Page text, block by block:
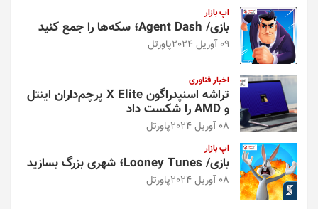
اپ بازار
بازی/ Agent Dash؛ سکه‌ها را جمع کنید
09 آوریل 2024 پاورتل
اخبار فناوری
تراشه اسنپدراگون X Elite پرچم‌داران اینتل
و AMD را شکست داد
08 آوریل 2024 پاورتل
اپ بازار
بازی/ Looney Tunes؛ شهری بزرگ بسازید
08 آوریل 2024 پاورتل